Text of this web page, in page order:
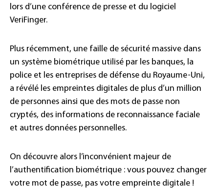
lors d’une conférence de presse et du logiciel
VeriFinger.
Plus récemment, une faille de sécurité massive dans
un système biométrique utilisé par les banques, la
police et les entreprises de défense du Royaume-Uni,
a révélé les empreintes digitales de plus d’un million
de personnes ainsi que des mots de passe non
cryptés, des informations de reconnaissance faciale
et autres données personnelles.
On découvre alors l’inconvénient majeur de
l’authentification biométrique : vous pouvez changer
votre mot de passe, pas votre empreinte digitale !